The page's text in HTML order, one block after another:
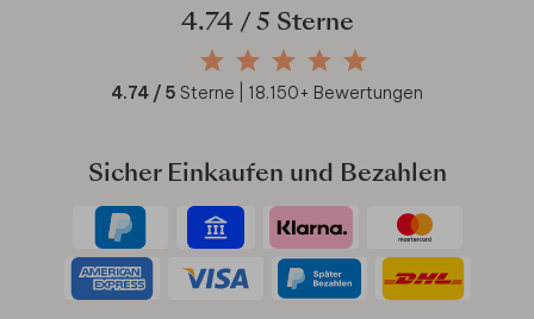
4.74/ 5 Sterne
4.74 / 5 Sterne | 18.150+ Bewertungen
Sicher Einkaufen und Bezahlen